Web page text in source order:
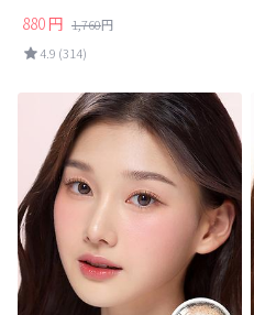
880 円 1,760円
4.9 (314)